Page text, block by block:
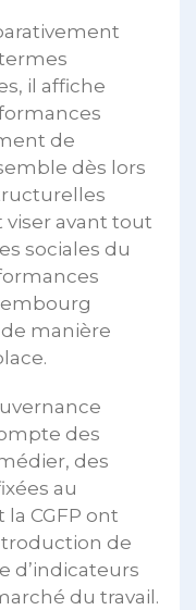
il affiche
de
dès lors
avant tout
sociales du
manière
des
des
au
la CGFP ont
de
d’indicateurs
du travail.